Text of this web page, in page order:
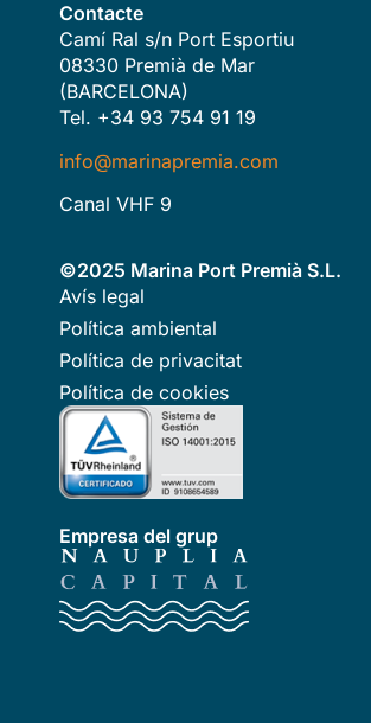
Contacte
Camí Ral s/n Port Esportiu
08330 Premià de Mar
(BARCELONA)
Tel. +34 93 754 91 19
info@marinapremia.com
Canal VHF 9
©2025 Marina Port Premià S.L.
Avís legal
Política ambiental
Política de privacitat
Política de cookies
Empresa del grup